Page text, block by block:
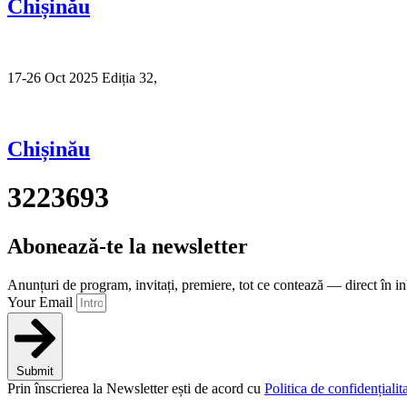
Chișinău
17-26 Oct 2025 Ediția 32,
Chișinău
3223693
Abonează-te la newsletter
Anunțuri de program, invitați, premiere, tot ce contează — direct în
Your Email
Submit
Prin înscrierea la Newsletter ești de acord cu Politica de